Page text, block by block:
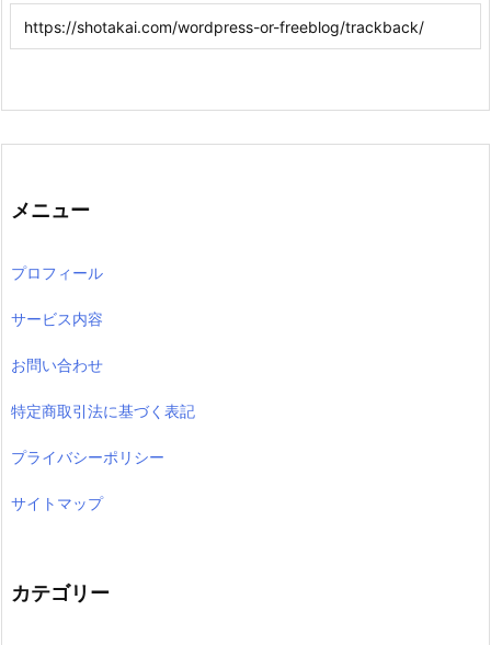
メニュー
プロフィール
サービス内容
お問い合わせ
特定商取引法に基づく表記
プライバシーポリシー
サイトマップ
カテゴリー